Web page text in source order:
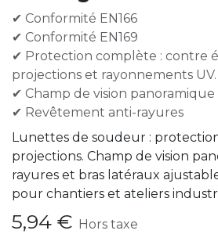
✔ Conformité EN166
✔ Conformité EN169
✔ Protection complète : contre
projections et rayonnements UV.
✔ Champ de vision panoramique
✔ Revêtement anti-rayures
Lunettes de soudeur :
projections. Champ de vision
rayures et bras latéraux
pour chantiers et ateliers
5,94 € Hors taxe